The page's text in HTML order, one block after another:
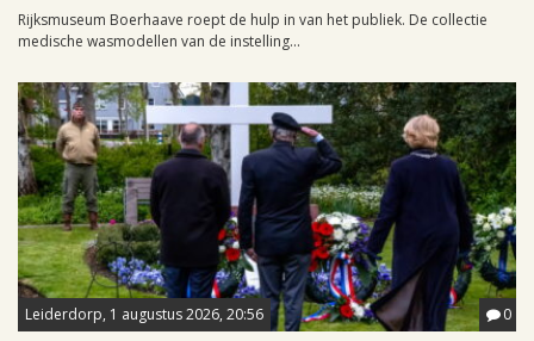
Rijksmuseum Boerhaave roept de hulp in van het publiek. De collectie
medische wasmodellen van de instelling...
Leiderdorp, 1 augustus 2026, 20:56 0